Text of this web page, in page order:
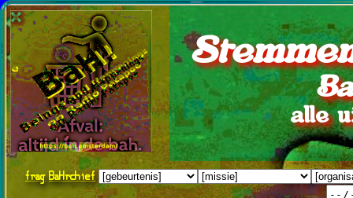
alle
fragBaHrchief